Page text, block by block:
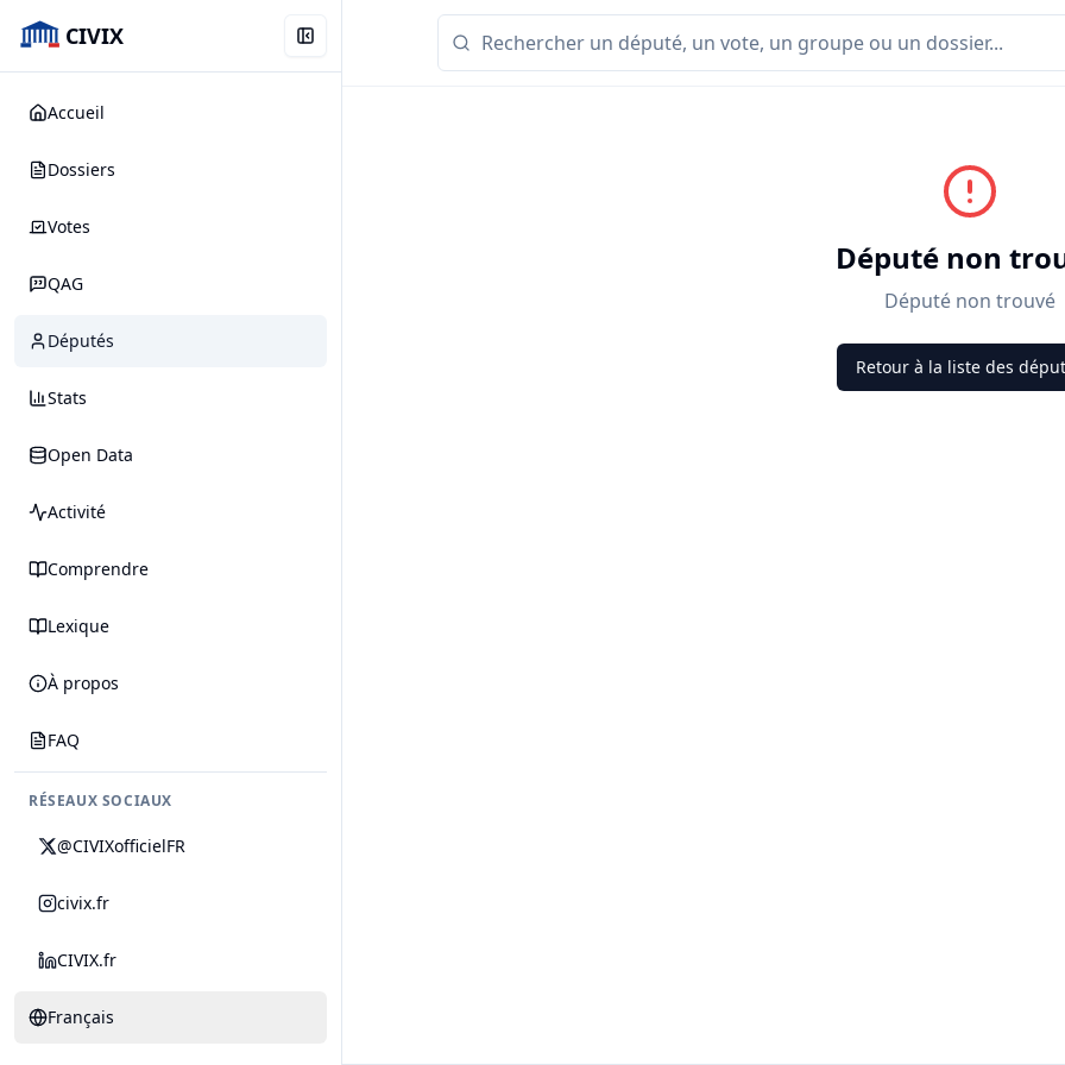
CIVIX
Accueil
Dossiers
Votes
QAG
Députés
Stats
Open Data
Activité
Comprendre
Lexique
À propos
FAQ
RÉSEAUX SOCIAUX
@CIVIXofficielFR
civix.fr
CIVIX.fr
Français
Député non
Député non trouvé
Retour à la liste des